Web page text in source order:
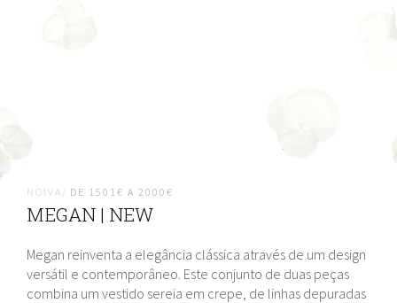
NOIVA/ DE 1501€ A 2000€
MEGAN | NEW
Megan reinventa a elegância clássica através de um design
versátil e contemporâneo. Este conjunto de duas peças
combina um vestido sereia em crepe, de linhas depuradas